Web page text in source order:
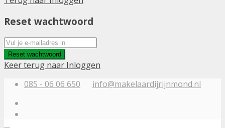
Reset wachtwoord
Reset wachtwoord
Keer terug naar Inloggen
085 - 06 06 650
info@makelaardijrijnmond.nl